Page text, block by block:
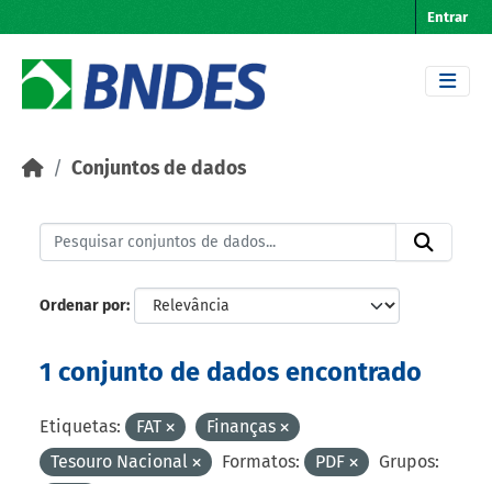
Entrar
Conjuntos de dados
Ordenar por
1 conjunto de dados encontrado
Etiquetas: FAT
Finanças
Tesouro Nacional
Formatos: PDF
Grupos: